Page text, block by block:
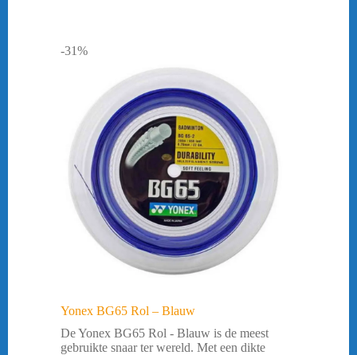
-31%
Yonex BG65 Rol – Blauw
De Yonex BG65 Rol - Blauw is de meest
gebruikte snaar ter wereld. Met een dikte